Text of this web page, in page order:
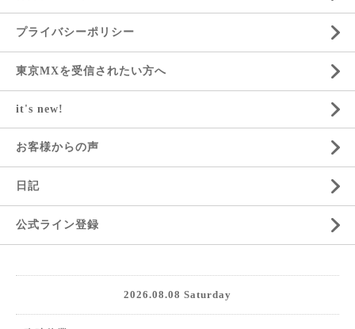
プライバシーポリシー
東京MXを受信されたい方へ
it's new!
お客様からの声
日記
公式ライン登録
2026.08.08 Saturday